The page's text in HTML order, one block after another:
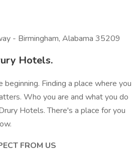
- Birmingham, Alabama 35209
Hotels.
Finding a place where you
Who you are and what you do
Hotels. There's a place for you
FROM US